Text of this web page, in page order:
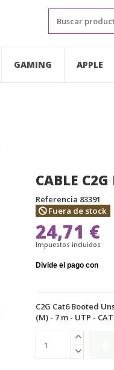
GAMING APPLE
CABLE
Referencia 83391
Fuera de stock
24,71 €
Impuestos incluidos
C2G Cat6 Booted
(M) - 7 m - UTP -